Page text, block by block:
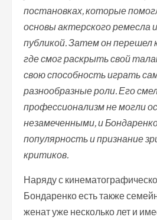
постановках, которые
основы актерского ремесла
публикой. Затем он перешел
где смог раскрыть свой
свою способность играть
разнообразные роли. Его
профессионализм не могли
незамеченными, и
популярность и признание
критиков.
Наряду с
Бондаренко есть также
женат уже несколько лет и